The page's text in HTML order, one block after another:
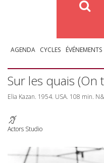
AGENDA CYCLES ÉVÉNEMENTS
Sur les quais (On
Elia Kazan. 1954. USA. 108 min.
Actors Studio